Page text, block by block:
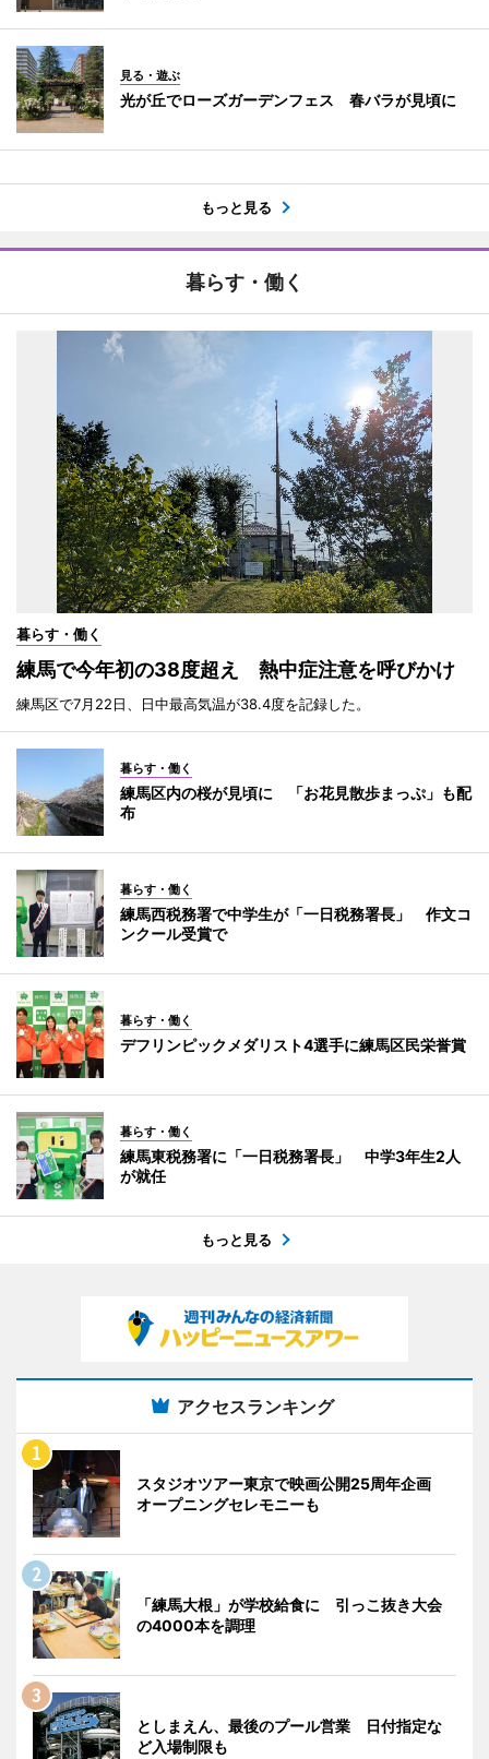
見る・遊ぶ
光が丘でローズガーデンフェス 春バラが見頃に
もっと見る
暮らす・働く
暮らす・働く
練馬で今年初の38度超え 熱中症注意を呼びかけ
練馬区で7月22日、日中最高気温が38.4度を記録した。
暮らす・働く
練馬区内の桜が見頃に 「お花見散歩まっぷ」も配
布
暮らす・働く
練馬西税務署で中学生が「一日税務署長」 作文コ
ンクール受賞で
暮らす・働く
デフリンピックメダリスト4選手に練馬区民栄誉賞
暮らす・働く
練馬東税務署に「一日税務署長」 中学3年生2人
が就任
もっと見る
アクセスランキング
スタジオツアー東京で映画公開25周年企画
オープニングセレモニーも
「練馬大根」が学校給食に 引っこ抜き大会
の4000本を調理
としまえん、最後のプール営業 日付指定な
ど入場制限も